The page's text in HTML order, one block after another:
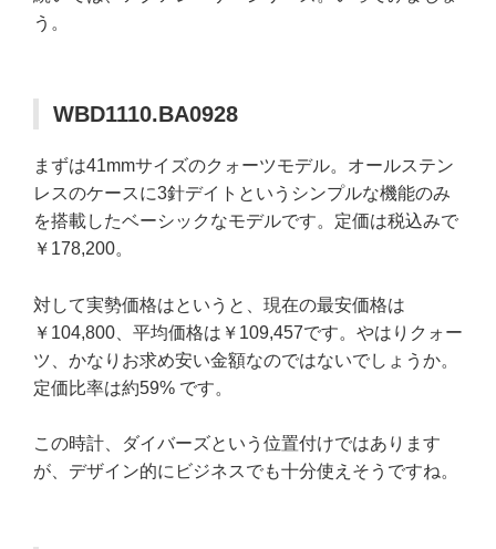
う。
WBD1110.BA0928
まずは41mmサイズのクォーツモデル。オールステン
レスのケースに3針デイトというシンプルな機能のみ
を搭載したベーシックなモデルです。定価は税込みで
￥178,200。
対して実勢価格はというと、現在の最安価格は
￥104,800、平均価格は￥109,457です。やはりクォー
ツ、かなりお求め安い金額なのではないでしょうか。
定価比率は約59% です。
この時計、ダイバーズという位置付けではあります
が、デザイン的にビジネスでも十分使えそうですね。